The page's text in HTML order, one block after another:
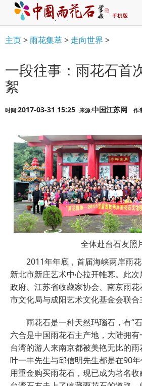
主页>雨花集萃> 走向世界 >
一段往事：雨花石首
絮
时间:2017-03-31 15:25 来源:中国江苏网 作
全体赴台石友照
2011年年底，首届海峡两岸雨
新北市新庄艺术中心拉开帷幕。此
政府、江苏省收藏家协会、南京雨
市文化局与成阳艺术文化基金会联合
雨花石是一种天然玛瑙石，有“
六合是中国雨花石主产地，大陆拥有
台湾的游人来南京都被美艳无比的
叶一丰先生与邱信明先生都是在90
用重金购买雨花石，现已成为著名